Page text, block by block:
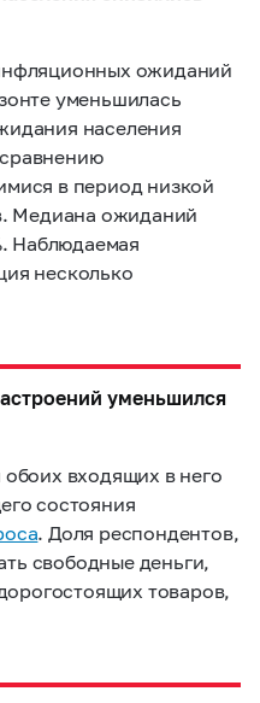
ожиданий
уменьшилась
населения
в период низкой
Медиана ожиданий
Наблюдаемая
несколько
уменьшился
входящих в него
состояния
. Доля респондентов,
свободные деньги,
товаров,